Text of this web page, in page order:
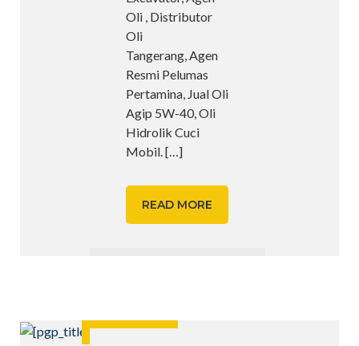
Oli , Distributor
Oli
Tangerang, Agen
Resmi Pelumas
Pertamina, Jual Oli
Agip 5W-40, Oli
Hidrolik Cuci
Mobil.[…]
READ MORE